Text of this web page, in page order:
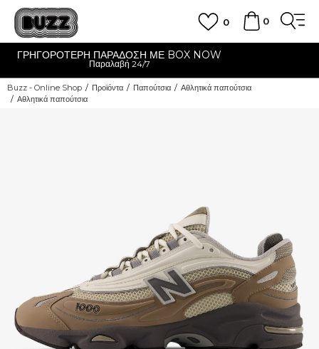
0
0
NOW CLICK & COLLECT
Buzz - Online Shop Προϊόντα Παπούτσια
Αθλητικά παπούτσια
Αθλητικά παπούτσια